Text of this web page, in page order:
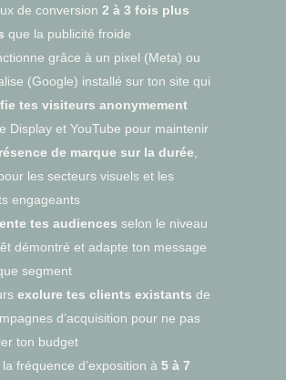
de conversion 2 à 3 fois plus
que la publicité froide
grâce à un pixel (Meta) ou
(Google) installé sur ton site qui
tes visiteurs anonymement
Display et YouTube pour maintenir
de marque sur la durée
les secteurs visuels et les
engageants
tes audiences selon le niveau
démontré et adapte ton message
segment
exclure tes clients existants de
d’acquisition pour ne pas
ton budget
fréquence d’exposition à 5 à 7